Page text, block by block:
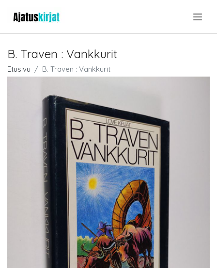
B. Traven : Vankkurit
Etusivu B. Traven : Vankkurit